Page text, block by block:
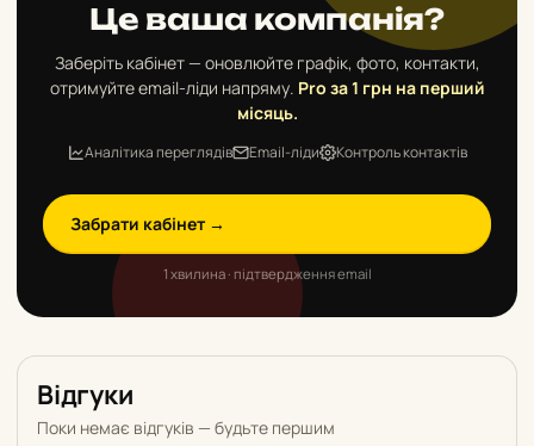
Це ваша компанія?
Заберіть кабінет — оновлюйте графік, фото, контакти,
отримуйте email-ліди напряму. Pro за 1 грн на перший
місяць.
Аналітика переглядів Email-ліди Контроль контактів
Забрати кабінет →
1 хвилина · підтвердження email
Відгуки
Поки немає відгуків — будьте першим